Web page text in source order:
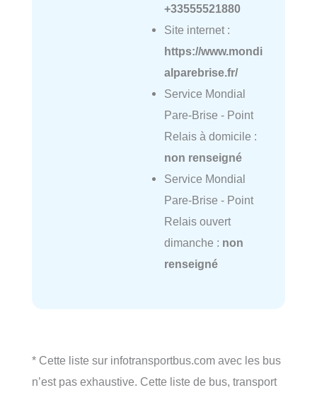
+33555521880
Site internet :
https://www.mondi
alparebrise.fr/
Service Mondial
Pare-Brise - Point
Relais à domicile :
non renseigné
Service Mondial
Pare-Brise - Point
Relais ouvert
dimanche : non
renseigné
* Cette liste sur infotransportbus.com avec les bus
n’est pas exhaustive. Cette liste de bus, transport